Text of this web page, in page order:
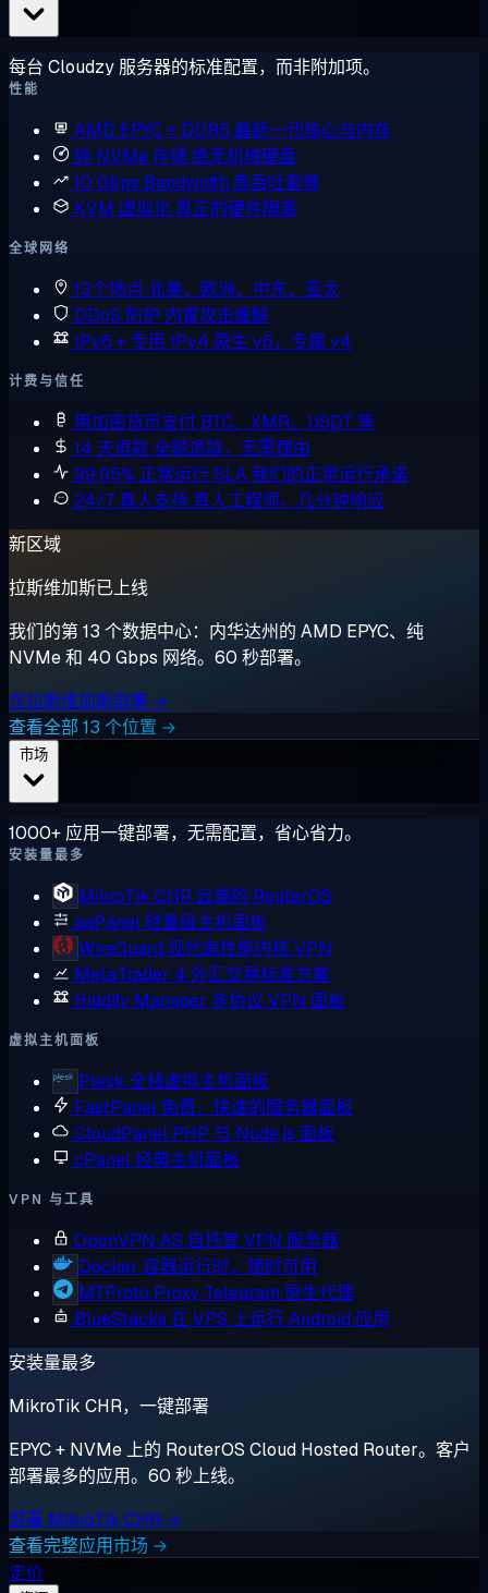
每台 Cloudzy 服务器的标准配置，而非附加项。
性能
AMD EPYC + DDR5 最新一代核心与内存
纯 NVMe 存储绝无机械硬盘
10 Gbps Bandwidth 高吞吐套餐
KVM 虚拟化 真正的硬件隔离
全球网络
13个地点 北美、欧洲、中东、亚太
DDoS 防护 内置攻击缓解
IPv6 + 专用 IPv4 原生 v6，专属 v4
计费与信任
用加密货币支付 BTC、XMR、USDT 等
14 天退款全额退款，无需理由
99.95% 正常运行 SLA我们的正常运行承诺
24/7 真人支持 真人工程师，几分钟响应
新区域
拉斯维加斯已上线
我们的第 13 个数据中心：内华达州的 AMD EPYC、纯
NVMe 和 40 Gbps 网络。60 秒部署。
在拉斯维加斯部署 →
查看全部 13 个位置 →
1000+ 应用一键部署，无需配置，省心省力。
安装量最多
MikroTik CHR 云端的 RouterOS
aaPanel轻量级主机面板
WireGuard 现代高性能内核 VPN
MetaTrader 4 外汇交易标准方案
Hiddify Manager 多协议 VPN 面板
虚拟主机面板
Plesk 全栈虚拟主机面板
FastPanel 免费、快速的服务器面板
CloudPanel PHP 与 Node.js 面板
cPanel经典主机面板
VPN 与工具
OpenVPN AS 自托管 VPN 服务器
Docker 容器运行时，随时可用
MTProto Proxy Telegram 原生代理
BlueStacks 在 VPS 上运行 Android 应用
安装量最多
MikroTik CHR，一键部署
EPYC + NVMe 上的 RouterOS Cloud Hosted Router。客户
部署最多的应用。60 秒上线。
部署 MikroTik CHR →
查看完整应用市场 →
定价